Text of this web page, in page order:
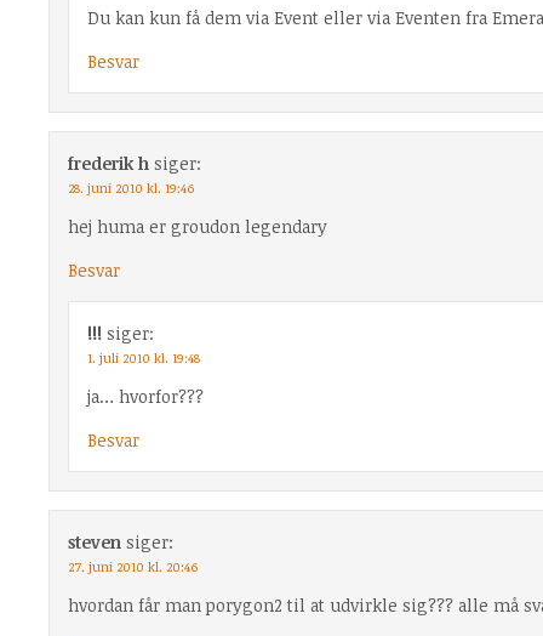
Du kan kun få dem via Event eller via Eventen fra
Besvar
frederik h siger:
28. juni 2010 kl. 19:46
hej huma er groudon legendary
Besvar
!!! siger:
1. juli 2010 kl. 19:48
ja… hvorfor???
Besvar
steven siger:
27. juni 2010 kl. 20:46
hvordan får man porygon2 til at udvirkle sig??? alle må